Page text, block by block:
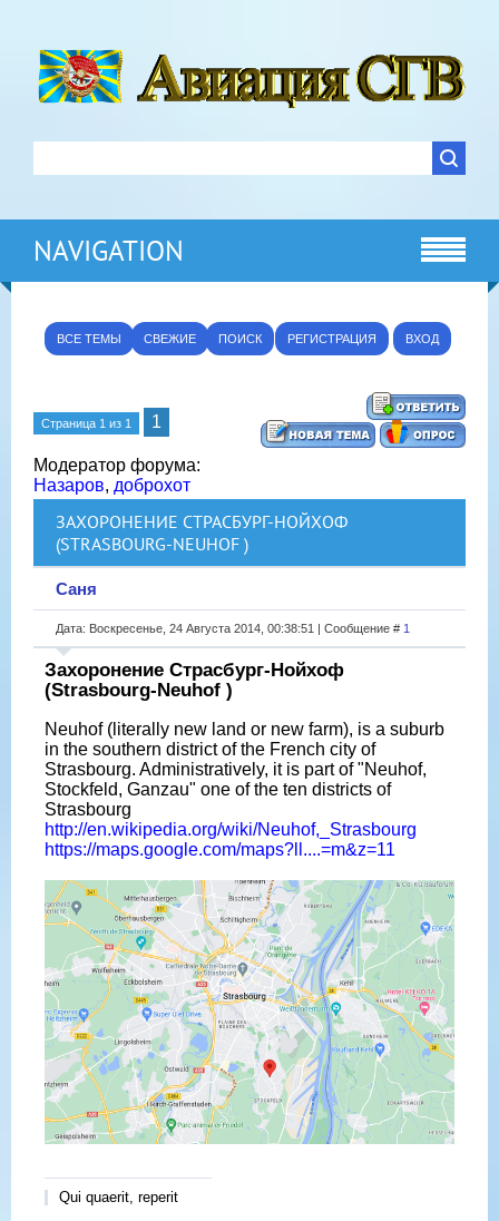
NAVIGATION
ВСЕ ТЕМЫ СВЕЖИЕ ПОИСК РЕГИСТРАЦИЯ ВХОД
Страница 1 из 1 1
Модератор форума:
Назаров, доброхот
ЗАХОРОНЕНИЕ СТРАСБУРГ-НОЙХОФ
(STRASBOURG-NEUHOF )
Саня
Дата: Воскресенье, 24 Августа 2014, 00:38:51 | Сообщение # 1
Захоронение Страсбург-Нойхоф
(Strasbourg-Neuhof )
Neuhof (literally new land or new farm), is a suburb
in the southern district of the French city of
Strasbourg. Administratively, it is part of "Neuhof,
Stockfeld, Ganzau" one of the ten districts of
Strasbourg
http://en.wikipedia.org/wiki/Neuhof,_Strasbourg
https://maps.google.com/maps?ll....=m&z=11
Qui quaerit, reperit